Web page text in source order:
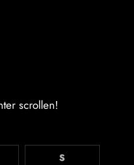
scrollen!
S